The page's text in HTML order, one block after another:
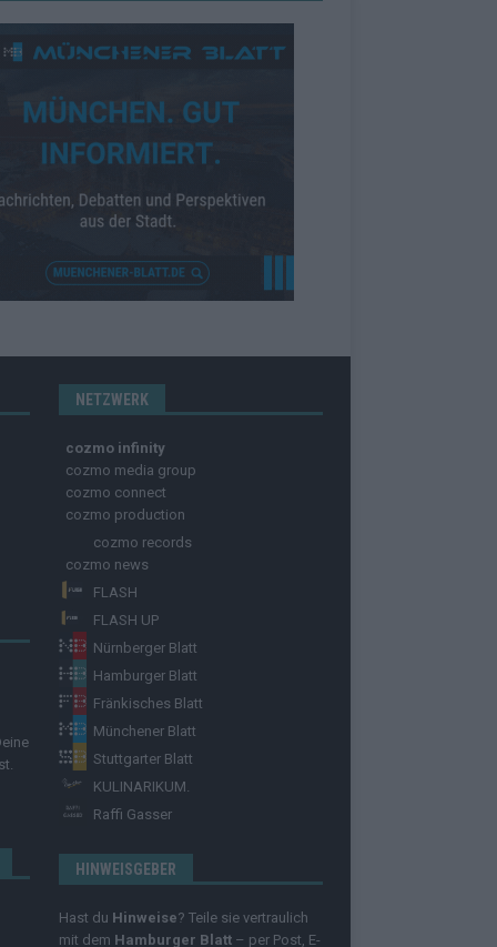
NETZWERK
cozmo infinity
cozmo media group
cozmo connect
cozmo production
cozmo records
cozmo news
FLASH
FLASH UP
Nürnberger Blatt
Hamburger Blatt
Fränkisches Blatt
Münchener Blatt
Stuttgarter Blatt
KULINARIKUM.
Raffi Gasser
HINWEISGEBER
Hast du Hinweise? Teile sie vertraulich
mit dem Hamburger Blatt – per Post, E-